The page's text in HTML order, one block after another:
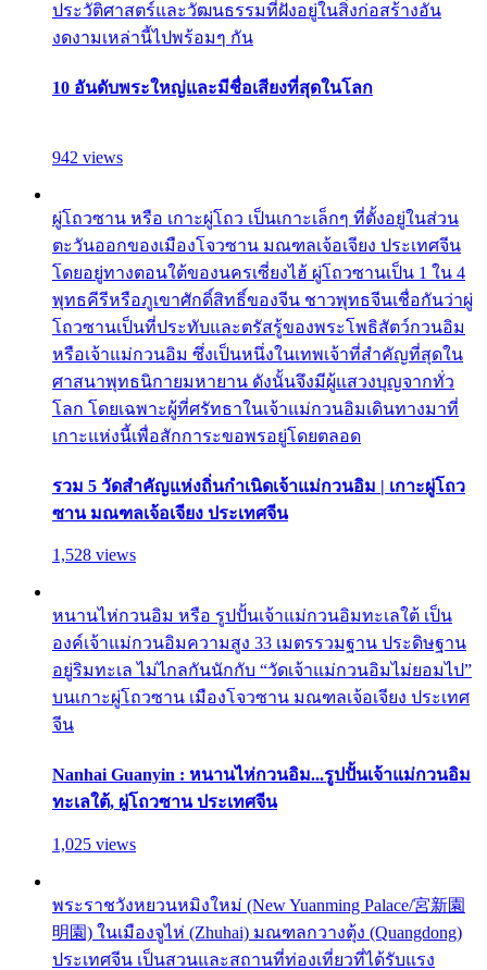
ประวัติศาสตร์และวัฒนธรรมที่ฝังอยู่ในสิ่งก่อสร้างอัน
งดงามเหล่านี้ไปพร้อมๆ กัน
10 อันดับพระใหญ่และมีชื่อเสียงที่สุดในโลก
942 views
ผู่โถวซาน หรือ เกาะผู่โถว เป็นเกาะเล็กๆ ที่ตั้งอยู่ในส่วน
ตะวันออกของเมืองโจวซาน มณฑลเจ้อเจียง ประเทศจีน
โดยอยู่ทางตอนใต้ของนครเซี่ยงไฮ้ ผู่โถวซานเป็น 1 ใน 4
พุทธคีรีหรือภูเขาศักดิ์สิทธิ์ของจีน ชาวพุทธจีนเชื่อกันว่าผู่
โถวซานเป็นที่ประทับและตรัสรู้ของพระโพธิสัตว์กวนอิม
หรือเจ้าแม่กวนอิม ซึ่งเป็นหนึ่งในเทพเจ้าที่สำคัญที่สุดใน
ศาสนาพุทธนิกายมหายาน ดังนั้นจึงมีผู้แสวงบุญจากทั่ว
โลก โดยเฉพาะผู้ที่ศรัทธาในเจ้าแม่กวนอิมเดินทางมาที่
เกาะแห่งนี้เพื่อสักการะขอพรอยู่โดยตลอด
รวม 5 วัดสำคัญแห่งถิ่นกำเนิดเจ้าแม่กวนอิม | เกาะผู่โถว
ซาน มณฑลเจ้อเจียง ประเทศจีน
1,528 views
หนานไห่กวนอิม หรือ รูปปั้นเจ้าแม่กวนอิมทะเลใต้ เป็น
องค์เจ้าแม่กวนอิมความสูง 33 เมตรรวมฐาน ประดิษฐาน
อยู่ริมทะเล ไม่ไกลกันนักกับ “วัดเจ้าแม่กวนอิมไม่ยอมไป”
บนเกาะผู่โถวซาน เมืองโจวซาน มณฑลเจ้อเจียง ประเทศ
จีน
Nanhai Guanyin : หนานไห่กวนอิม...รูปปั้นเจ้าแม่กวนอิม
ทะเลใต้, ผู่โถวซาน ประเทศจีน
1,025 views
พระราชวังหยวนหมิงใหม่ (New Yuanming Palace/宮新園
明園) ในเมืองจูไห่ (Zhuhai) มณฑลกวางตุ้ง (Quangdong)
ประเทศจีน เป็นสวนและสถานที่ท่องเที่ยวที่ได้รับแรง